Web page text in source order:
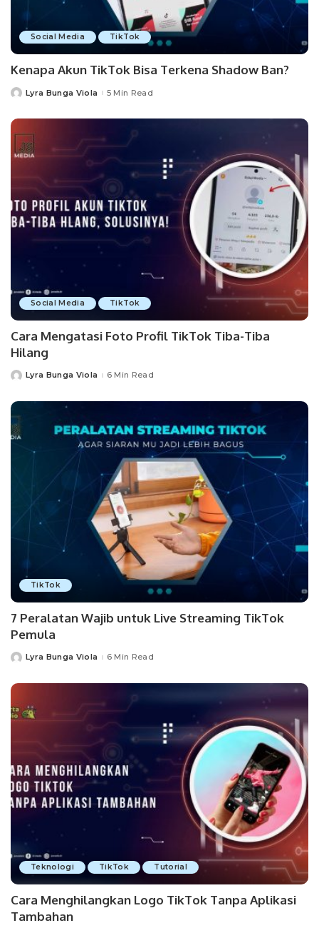
Social Media TikTok
Kenapa Akun TikTok Bisa Terkena Shadow Ban?
PostedLyra Bunga Viola 5 Min Read
Social Media TikTok
Cara Mengatasi Foto Profil TikTok Tiba-Tiba
Hilang
PostedLyra Bunga Viola 6 Min Read
TikTok
7 Peralatan Wajib untuk Live Streaming TikTok
Pemula
PostedLyra Bunga Viola 6 Min Read
Teknologi TikTok Tutorial
Cara Menghilangkan Logo TikTok Tanpa Aplikasi
Tambahan